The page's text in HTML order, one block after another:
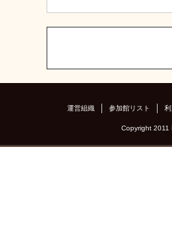
運営組織 参加館リスト
Copyright 2011